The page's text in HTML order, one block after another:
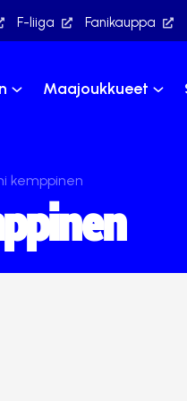
F-liiga Fanikauppa
Maajoukkueet
kemppinen